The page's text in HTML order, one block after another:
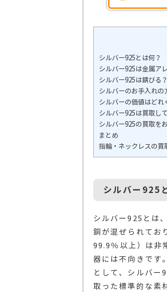
シルバー925とは何？
シルバー925は金属ア
シルバー925は錆びる？
シルバーのお手入れの
シルバーの価値はどれ
シルバー925は買取し
シルバー925の買取を
まとめ
指輪・ネックレスの買
シルバー925
シルバー925とは
銅が混ぜられてお
99.9％以上）は非
器には不向きです
として、シルバー
取った標準的な素